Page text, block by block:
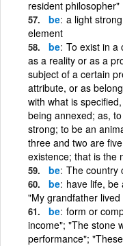
resident philosopher"
be a light
element
be To exist in a
as a reality or as a
subject of a certain
attribute, or as
with what is
being annexed; as,
strong; to be an
three and two are
existence; that is the
be The country
be have life, be
"My grandfather
be form or
income"; "The stone
performance";